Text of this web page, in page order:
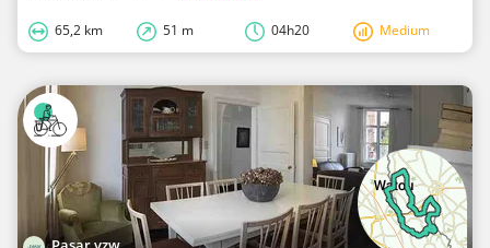
65,2 km 51 m 04h20 Medium